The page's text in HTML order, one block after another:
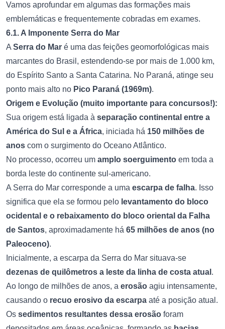
Vamos aprofundar em algumas das formações mais
emblemáticas e frequentemente cobradas em exames.
6.1. A Imponente Serra do Mar
A Serra do Mar é uma das feições geomorfológicas mais
marcantes do Brasil, estendendo-se por mais de 1.000 km,
do Espírito Santo a Santa Catarina. No Paraná, atinge seu
ponto mais alto no Pico Paraná (1969m).
Origem e Evolução (muito importante para concursos!):
Sua origem está ligada à separação continental entre a
América do Sul e a África, iniciada há 150 milhões de
anos com o surgimento do Oceano Atlântico.
No processo, ocorreu um amplo soerguimento em toda a
borda leste do continente sul-americano.
A Serra do Mar corresponde a uma escarpa de falha. Isso
significa que ela se formou pelo levantamento do bloco
ocidental e o rebaixamento do bloco oriental da Falha
de Santos, aproximadamente há 65 milhões de anos (no
Paleoceno).
Inicialmente, a escarpa da Serra do Mar situava-se
dezenas de quilômetros a leste da linha de costa atual .
Ao longo de milhões de anos, a erosão agiu intensamente,
causando o recuo erosivo da escarpa até a posição atual.
Os sedimentos resultantes dessa erosão foram